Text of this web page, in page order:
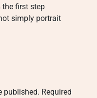
the first step
simply portrait
published. Required